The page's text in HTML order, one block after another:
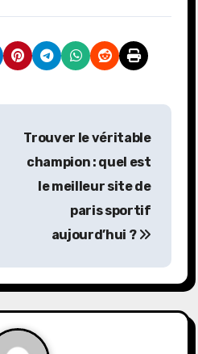
Trouver le véritable
champion : quel est
le meilleur site de
paris sportif
aujourd’hui ?